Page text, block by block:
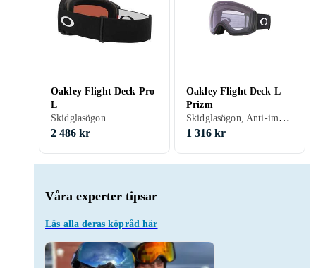
Våra experter tipsar
Läs alla deras köpråd här
Oakley Flight Deck Pro
L
Skidglasögon
2 486 kr
Oakley Flight Deck L
Prizm
Skidglasögon, Anti-imsystem, Kan användas ovanpå glasögon (OTG), Vuxen
1 316 kr